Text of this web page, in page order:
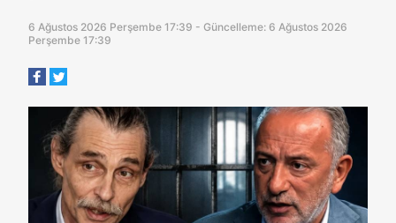
6 Ağustos 2026 Perşembe 17:39 - Güncelleme: 6 Ağustos 2026
Perşembe 17:39